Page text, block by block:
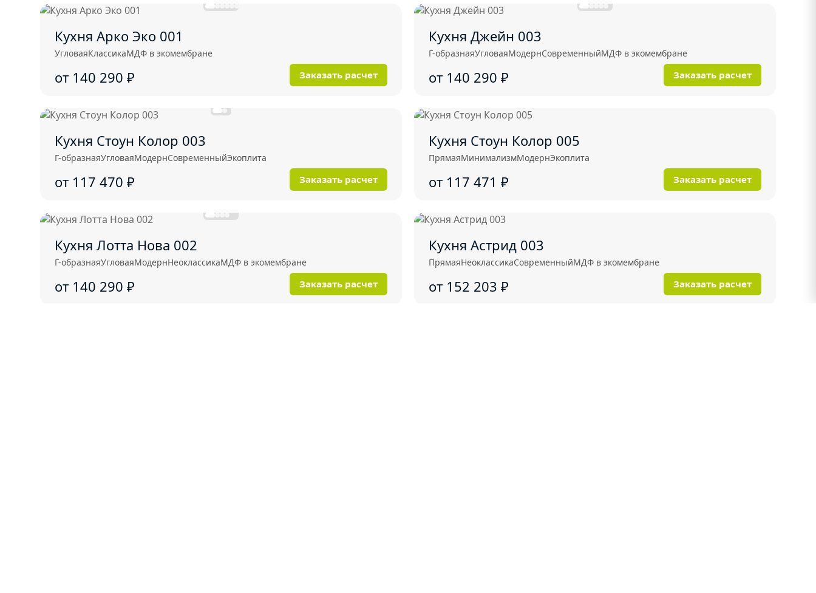
Кухня Арко Эко 001
УгловаяКлассикаМДФ в экомембране
от 140 290 ₽ Заказать расчет
Кухня Джейн 003
Г-образнаяУгловаяМодернСовременныйМДФ в экомембране
от 140 290 ₽ Заказать расчет
Кухня Стоун Колор 003
Г-образнаяУгловаяМодернСовременныйЭкоплита
от 117 470 ₽ Заказать расчет
Кухня Стоун Колор 005
ПрямаяМинимализмМодернЭкоплита
от 117 471 ₽ Заказать расчет
Кухня Лотта Нова 002
Г-образнаяУгловаяМодернНеоклассикаМДФ в экомембране
от 140 290 ₽ Заказать расчет
Кухня Астрид 003
ПрямаяНеоклассикаСовременныйМДФ в экомембране
от 152 203 ₽ Заказать расчет